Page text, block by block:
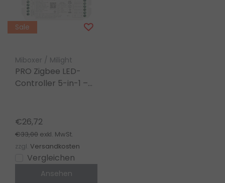
Sale
Miboxer / Milight
PRO Zigbee LED-
Controller 5-in-1 –
LED-Streifen 12-24-
48V – PZ5
€26,72
€33,00 exkl. MwSt.
zzgl. Versandkosten
Vergleichen
Ansehen